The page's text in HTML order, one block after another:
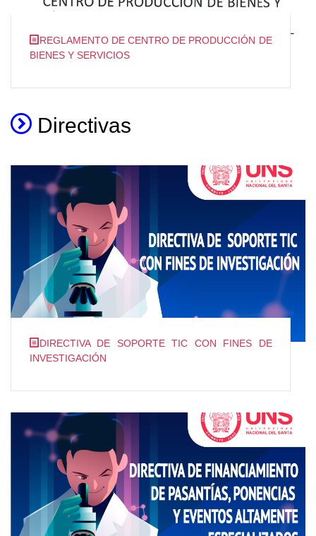
REGLAMENTO DE CENTRO DE PRODUCCIÓN DE
BIENES Y SERVICIOS
Directivas
DIRECTIVA DE SOPORTE TIC CON FINES DE
INVESTIGACIÓN